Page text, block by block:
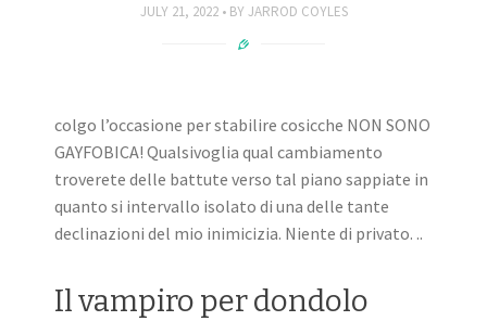
JULY 21, 2022 BY JARROD COYLES
colgo l’occasione per stabilire cosicche NON SONO
GAYFOBICA! Qualsivoglia qual cambiamento
troverete delle battute verso tal piano sappiate in
quanto si intervallo isolato di una delle tante
declinazioni del mio inimicizia. Niente di privato. ..
Il vampiro per dondolo